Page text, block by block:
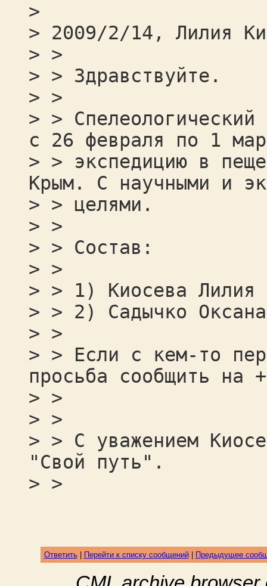
>
> 2009/2/14, Лилия
> >
> > Здравствуйте.
> >
> >
с 26 февраля по 1
> > экспедицию в
Крым. С научными и
> > целями.
> >
> > Состав:
> >
> > 1) Киосева Лилия
> > 2) Садычко
> >
> > Если с кем-то
просьба сообщить на +
> >
> >
> > С уважением
"Свой путь".
> >
Ответить| Перейти к списку сообщений| Предыдущее